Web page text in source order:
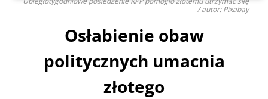
/ autor: Pixabay
Osłabienie obaw
politycznych umacnia
złotego